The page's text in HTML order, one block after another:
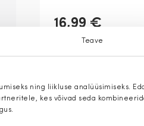
Teave
ning liikluse analüüsimiseks.
kes võivad seda
16,99 €